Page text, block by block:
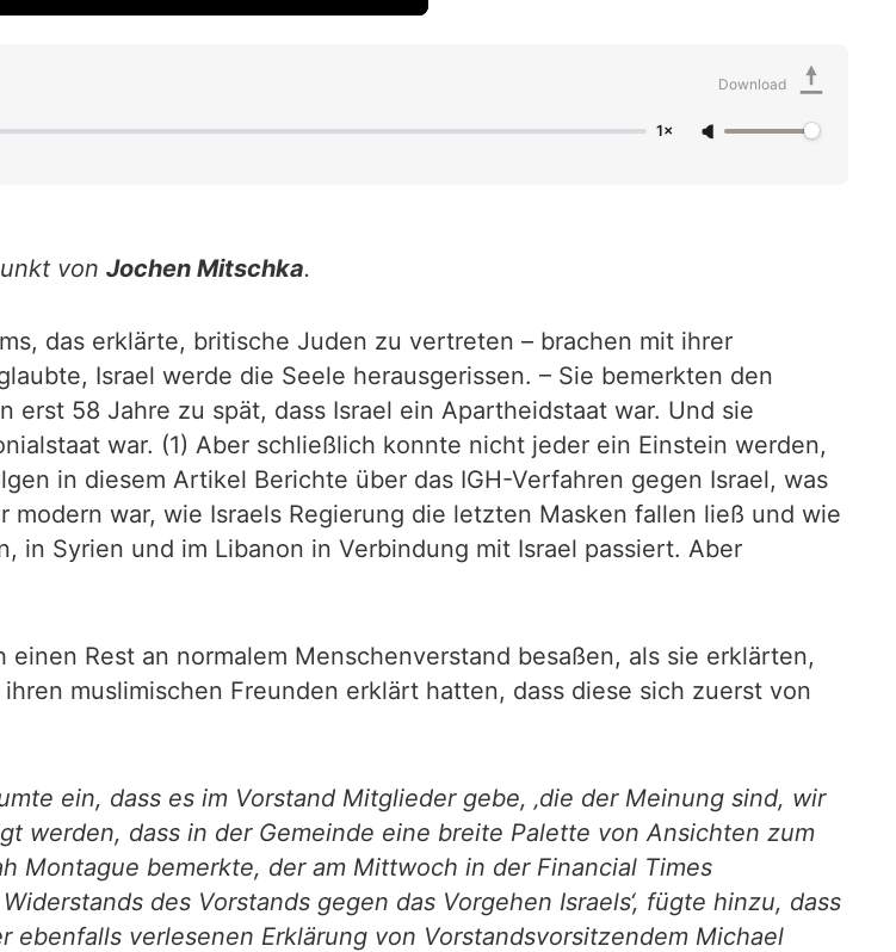
1×
Download
von Jochen Mitschka.
das erklärte, britische Juden zu vertreten – brachen mit ihrer
Israel werde die Seele herausgerissen. – Sie bemerkten den
58 Jahre zu spät, dass Israel ein Apartheidstaat war. Und sie
war. (1) Aber schließlich konnte nicht jeder ein Einstein werden,
in diesem Artikel Berichte über das IGH-Verfahren gegen Israel, was
modern war, wie Israels Regierung die letzten Masken fallen ließ und wie
in Syrien und im Libanon in Verbindung mit Israel passiert. Aber
Rest an normalem Menschenverstand besaßen, als sie erklärten,
muslimischen Freunden erklärt hatten, dass diese sich zuerst von
ein, dass es im Vorstand Mitglieder gebe, ‚die der Meinung sind, wir
werden, dass in der Gemeinde eine breite Palette von Ansichten zum
Montague bemerkte, der am Mittwoch in der Financial Times
des Vorstands gegen das Vorgehen Israels‘, fügte hinzu, dass
verlesenen Erklärung von Vorstandsvorsitzendem Michael